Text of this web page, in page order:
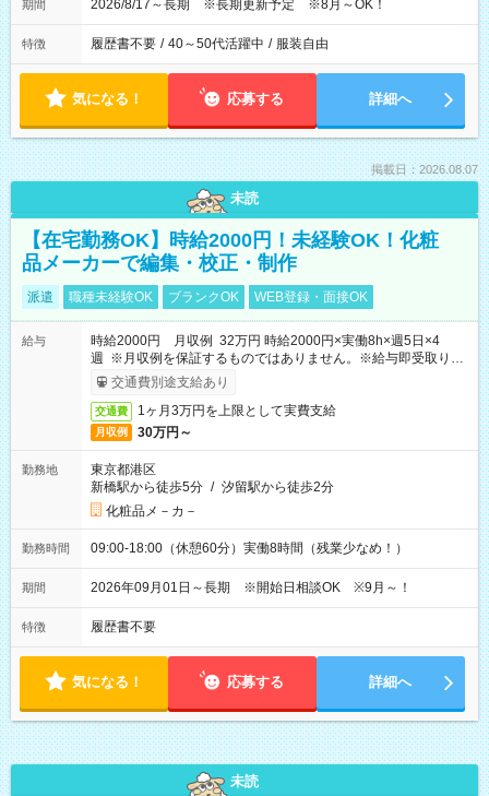
期間 2026/8/17～長期 ※長期更新予定 ※8月～OK！
特徴 履歴書不要 / 40～50代活躍中 / 服装自由
気になる！ 応募する 詳細へ
掲載日：2026.08.07
未読
【在宅勤務OK】時給2000円！未経験OK！化粧
品メーカーで編集・校正・制作
派遣 職種未経験OK ブランクOK WEB登録・面接OK
給与
時給2000円 月収例 32万円 時給2000円×実働8h×週5日×4
週 ※月収例を保証するものではありません。※給与即受取りサ
ービス利用可（利用条件有）
交通費別途支給あり
交通費 1ヶ月3万円を上限として実費支給
月収例 30万円～
勤務地
東京都港区
新橋駅から徒歩5分 / 汐留駅から徒歩2分
化粧品メ－カ－
勤務時間 09:00-18:00（休憩60分）実働8時間（残業少なめ！）
期間 2026年09月01日～長期 ※開始日相談OK ※9月～！
特徴 履歴書不要
気になる！ 応募する 詳細へ
未読